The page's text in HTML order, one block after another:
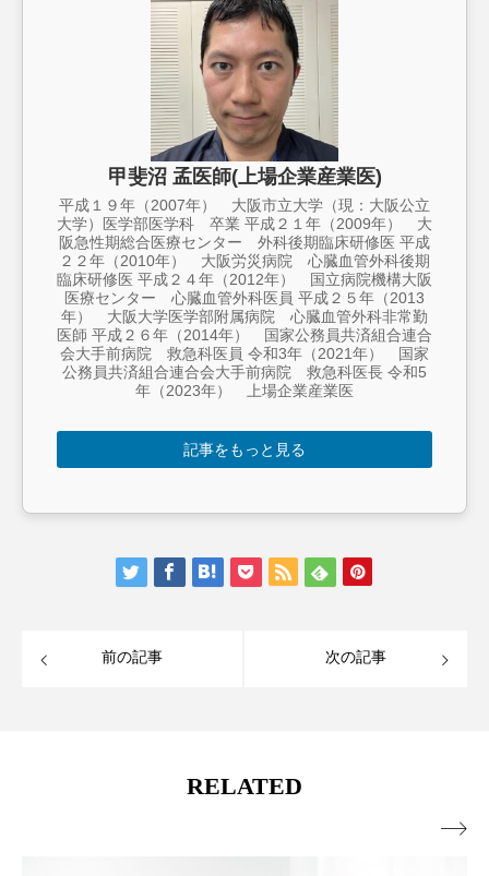
甲斐沼 孟医師(上場企業産業医)
平成１９年（2007年） 大阪市立大学（現：大阪公立
大学）医学部医学科 卒業 平成２１年（2009年） 大
阪急性期総合医療センター 外科後期臨床研修医 平成
２２年（2010年） 大阪労災病院 心臓血管外科後期
臨床研修医 平成２４年（2012年） 国立病院機構大阪
医療センター 心臓血管外科医員 平成２５年（2013
年） 大阪大学医学部附属病院 心臓血管外科非常勤
医師 平成２６年（2014年） 国家公務員共済組合連合
会大手前病院 救急科医員 令和3年（2021年） 国家
公務員共済組合連合会大手前病院 救急科医長 令和5
年（2023年） 上場企業産業医
記事をもっと見る
前の記事 次の記事
RELATED
